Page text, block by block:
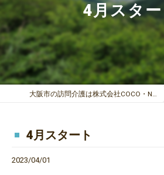
4月スター
大阪市の訪問介護は株式会社COCO・NICE
4月スタート
2023/04/01